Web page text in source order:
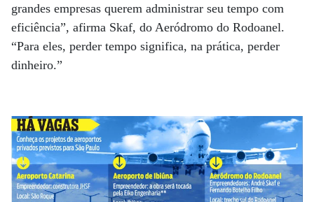
grandes empresas querem administrar seu tempo com
eficiência”, afirma Skaf, do Aeródromo do Rodoanel.
“Para eles, perder tempo significa, na prática, perder
dinheiro.”